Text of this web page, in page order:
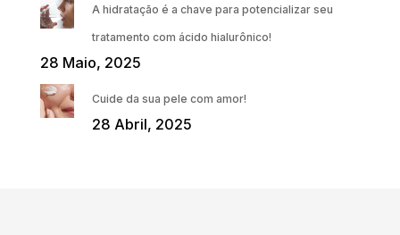
A hidratação é a chave para potencializar seu
tratamento com ácido hialurônico!
28 Maio, 2025
Cuide da sua pele com amor!
28 Abril, 2025